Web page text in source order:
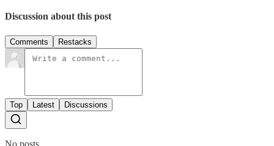
Discussion about this post
Comments Restacks
Top Latest Discussions
No posts